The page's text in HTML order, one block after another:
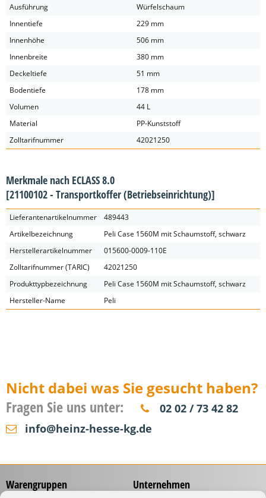
Ausführung
Würfelschaum
Innentiefe
229 mm
Innenhöhe
506 mm
Innenbreite
380 mm
Deckeltiefe
51 mm
Bodentiefe
178 mm
Volumen
44 L
Material
PP-Kunststoff
Zolltarifnummer
42021250
Merkmale nach ECLASS 8.0
[21100102 - Transportkoffer (Betriebseinrichtung)]
Lieferantenartikelnummer
489443
Artikelbezeichnung
Peli Case 1560M mit Schaumstoff, schwarz
Herstellerartikelnummer
015600-0009-110E
Zolltarifnummer (TARIC)
42021250
Produkttypbezeichnung
Peli Case 1560M mit Schaumstoff, schwarz
Hersteller-Name
Peli
Nicht dabei was Sie gesucht haben?
Fragen Sie uns unter:
02 02 / 73 42 82
info@heinz-hesse-kg.de
Warengruppen Unternehmen